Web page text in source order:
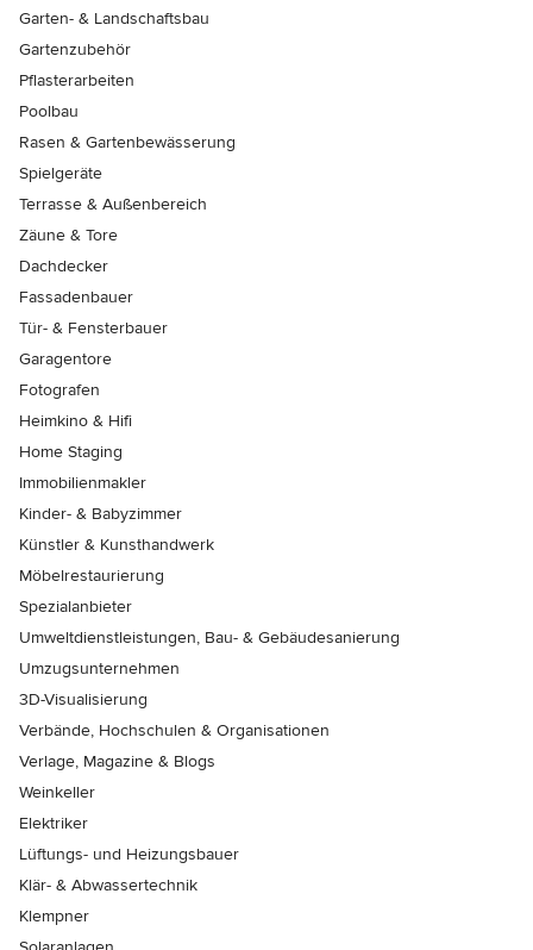
Garten- & Landschaftsbau
Gartenzubehör
Pflasterarbeiten
Poolbau
Rasen & Gartenbewässerung
Spielgeräte
Terrasse & Außenbereich
Zäune & Tore
Dachdecker
Fassadenbauer
Tür- & Fensterbauer
Garagentore
Fotografen
Heimkino & Hifi
Home Staging
Immobilienmakler
Kinder- & Babyzimmer
Künstler & Kunsthandwerk
Möbelrestaurierung
Spezialanbieter
Umweltdienstleistungen, Bau- & Gebäudesanierung
Umzugsunternehmen
3D-Visualisierung
Verbände, Hochschulen & Organisationen
Verlage, Magazine & Blogs
Weinkeller
Elektriker
Lüftungs- und Heizungsbauer
Klär- & Abwassertechnik
Klempner